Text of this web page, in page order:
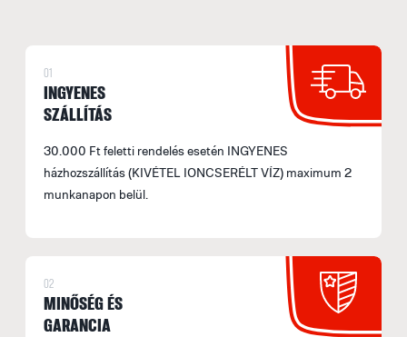
01
INGYENES
SZÁLLÍTÁS
30.000 Ft feletti rendelés esetén INGYENES
házhozszállítás (KIVÉTEL IONCSERÉLT VÍZ) maximum 2
munkanapon belül.
02
MINŐSÉG ÉS
GARANCIA